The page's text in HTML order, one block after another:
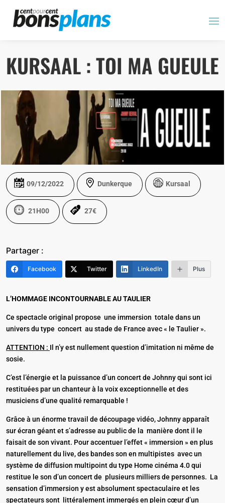
KURSAAL : TOI MA GUEULE
09/12/2022 Dunkerque Kursaal
21H00 27€
Partager :
Facebook Twitter LinkedIn Plus
L’HOMMAGE INCONTOURNABLE AU TAULIER
Ce spectacle original propose une immersion totale dans un
univers du type concert au stade de France avec « le Taulier ».
ATTENTION : Il n’y est nullement question d’imitation ni même de
sosie.
C’est l’énergie et la puissance d’un concert de Johnny qui sont ici
restituées par un chanteur à la voix exceptionnelle et des
musiciens d’une qualité remarquable !
Grâce à un énorme travail de découpage vidéo, Johnny apparaît
sur écran géant et s’adresse au public de la manière dont il le
faisait de son vivant. Pour accentuer l’effet « immersion » en plus
naturellement du live, des bandes son en multipistes avec un
système de diffusion multipoint du type Home cinéma 4.0 qui
restitue le son d’un concert de plusieurs milliers de personnes. La
sensation d’immersion y est absolument spectaculaire et les
spectateurs sont littéralement immergés en plein cœur d’un